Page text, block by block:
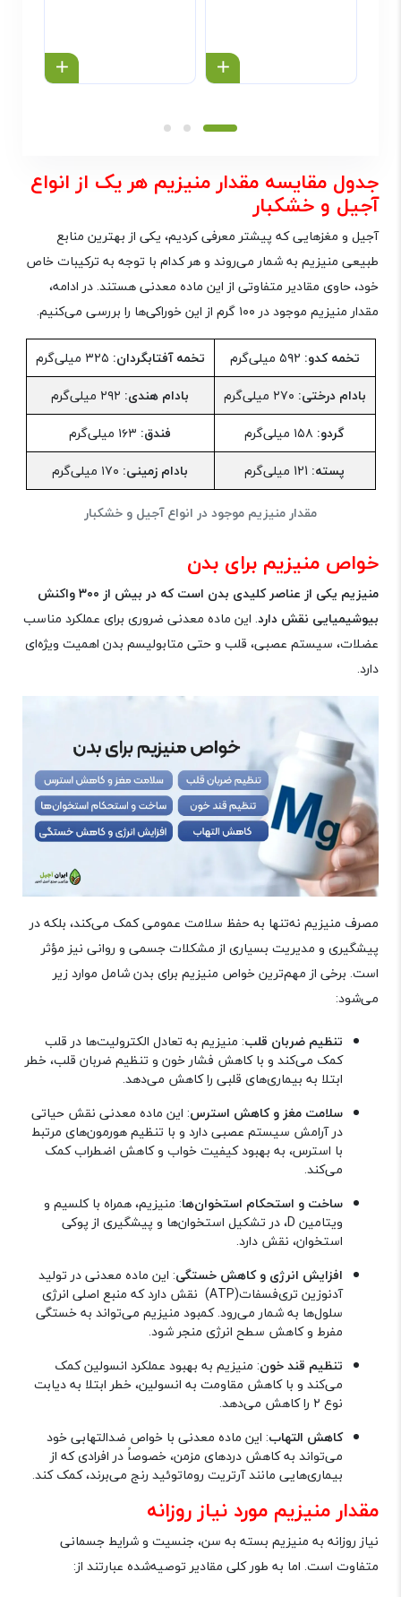
جدول مقایسه مقدار منیزیم هر یک از انواع
آجیل و خشکبار
آجیل و مغزهایی که پیشتر معرفی کردیم، یکی از بهترین منابع
طبیعی منیزیم به شمار می‌روند و هر کدام با توجه به ترکیبات خاص
خود، حاوی مقادیر متفاوتی از این ماده معدنی هستند. در ادامه،
مقدار منیزیم موجود در ۱۰۰ گرم از این خوراکی‌ها را بررسی می‌کنیم.
مقدار منیزیم موجود در انواع آجیل و خشکبار
تخمه کدو: ۵۹۲ میلی‌گرم تخمه آفتابگردان:
بادام درختی: ۲۷۰ میلی‌گرم بادام هندی:
گردو:
فندق:
پسته:
بادام زمینی:
خواص منیزیم برای بدن
منیزیم یکی از عناصر کلیدی بدن است که در بیش از ۳۰۰ واکنش
بیوشیمیایی نقش دارد. این ماده معدنی ضروری برای عملکرد مناسب
عضلات، سیستم عصبی، قلب و حتی متابولیسم بدن اهمیت ویژه‌ای
دارد.
مصرف منیزیم نه‌تنها به حفظ سلامت عمومی کمک می‌کند، بلکه در
پیشگیری و مدیریت بسیاری از مشکلات جسمی و روانی نیز مؤثر
است. برخی از مهم‌ترین خواص منیزیم برای بدن شامل موارد زیر
می‌شود:
تنظیم ضربان قلب: منیزیم به تعادل الکترولیت‌ها در قلب
کمک می‌کند و با کاهش فشار خون و تنظیم ضربان قلب، خطر
ابتلا به بیماری‌های قلبی را کاهش می‌دهد.
سلامت مغز و کاهش استرس: این ماده معدنی نقش حیاتی
در آرامش سیستم عصبی دارد و با تنظیم هورمون‌های مرتبط
با استرس، به بهبود کیفیت خواب و کاهش اضطراب کمک
می‌کند.
ساخت و استحکام استخوان‌ها: منیزیم، همراه با کلسیم و
ویتامین D، در تشکیل استخوان‌ها و پیشگیری از پوکی
استخوان، نقش دارد.
افزایش انرژی و کاهش خستگی: این ماده معدنی در تولید
آدنوزین تری‌فسفات(ATP) نقش دارد که منبع اصلی انرژی
سلول‌ها به شمار می‌رود. کمبود منیزیم می‌تواند به خستگی
مفرط و کاهش سطح انرژی منجر شود.
تنظیم قند خون: منیزیم به بهبود عملکرد انسولین کمک
می‌کند و با کاهش مقاومت به انسولین، خطر ابتلا به دیابت
نوع ۲ را کاهش می‌دهد
.
کاهش التهاب: این ماده معدنی با خواص ضدالتهابی خود
می‌تواند به کاهش دردهای مزمن، خصوصاً در افرادی که از
بیماری‌هایی مانند آرتریت روماتوئید رنج می‌برند، کمک کند.
مقدار منیزیم مورد نیاز روزانه
نیاز روزانه به منیزیم بسته به سن، جنسیت و شرایط جسمانی
متفاوت است. اما به طور کلی مقادیر توصیه‌شده عبارتند از: